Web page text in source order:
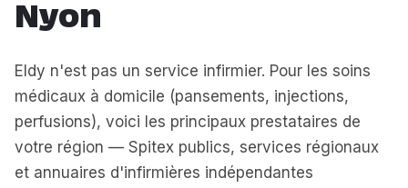
Nyon
Eldy n'est pas un service infirmier. Pour les soins
médicaux à domicile (pansements, injections,
perfusions), voici les principaux prestataires de
votre région — Spitex publics, services régionaux
et annuaires d'infirmières indépendantes